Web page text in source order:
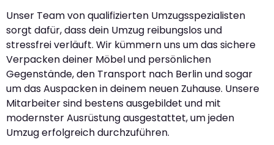
Unser Team von qualifizierten Umzugsspezialisten
sorgt dafür, dass dein Umzug reibungslos und
stressfrei verläuft. Wir kümmern uns um das sichere
Verpacken deiner Möbel und persönlichen
Gegenstände, den Transport nach Berlin und sogar
um das Auspacken in deinem neuen Zuhause. Unsere
Mitarbeiter sind bestens ausgebildet und mit
modernster Ausrüstung ausgestattet, um jeden
Umzug erfolgreich durchzuführen.